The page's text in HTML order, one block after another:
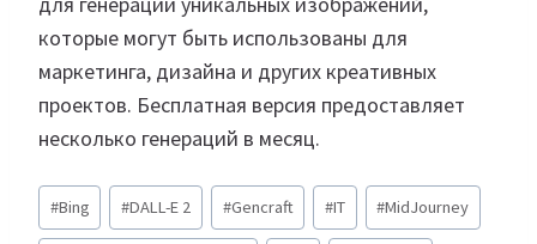
которые могут быть использованы для
маркетинга, дизайна и других креативных
проектов. Бесплатная версия предоставляет
несколько генераций в месяц.
Метки
записи:
#Bing #DALL-E 2 #Gencraft #IT #MidJourney